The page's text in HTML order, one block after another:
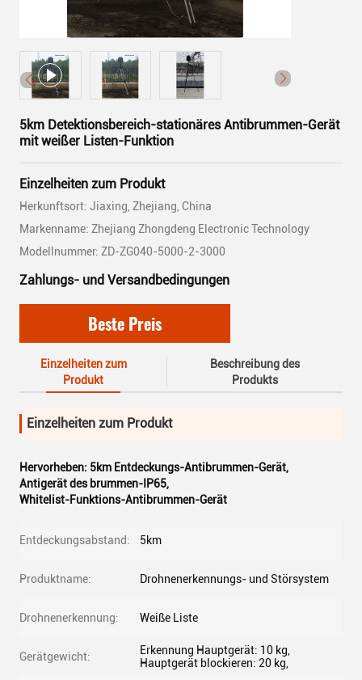
5km Detektionsbereich-stationäres Antibrummen-Gerät
mit weißer Listen-Funktion
Einzelheiten zum Produkt
Herkunftsort: Jiaxing, Zhejiang, China
Markenname: Zhejiang Zhongdeng Electronic Technology
Modellnummer: ZD-ZG040-5000-2-3000
Zahlungs- und Versandbedingungen
Beste Preis
Einzelheiten zum
Produkt
Beschreibung des
Produkts
Einzelheiten zum Produkt
Hervorheben: 5km Entdeckungs-Antibrummen-Gerät,
Antigerät des brummen-IP65,
Whitelist-Funktions-Antibrummen-Gerät
Entdeckungsabstand: 5km
Produktname: Drohnenerkennungs- und Störsystem
Drohnenerkennung: Weiße Liste
Gerätgewicht:
Erkennung Hauptgerät: 10 kg,
Hauptgerät blockieren: 20 kg,